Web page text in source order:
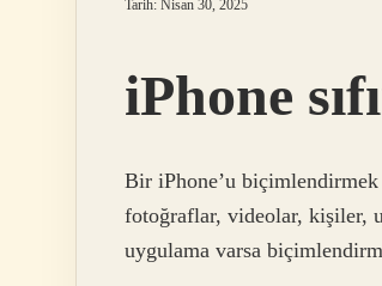
Tarih: Nisan 30, 2025
iPhone
Bir iPhone’u biçimlendirmek
fotoğraflar, videolar, kişiler,
uygulama varsa